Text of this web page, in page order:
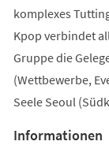
komplexes
Kpop verbindet
Gruppe die
(Wettbewerbe,
Seele Seoul
Informationen